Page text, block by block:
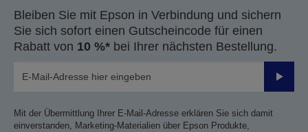
Bleiben Sie mit Epson in Verbindung und sichern
Sie sich sofort einen Gutscheincode für einen
Rabatt von 10 %* bei Ihrer nächsten Bestellung.
Mit der Übermittlung Ihrer E-Mail-Adresse erklären Sie sich damit
einverstanden, Marketing-Materialien über Epson Produkte,